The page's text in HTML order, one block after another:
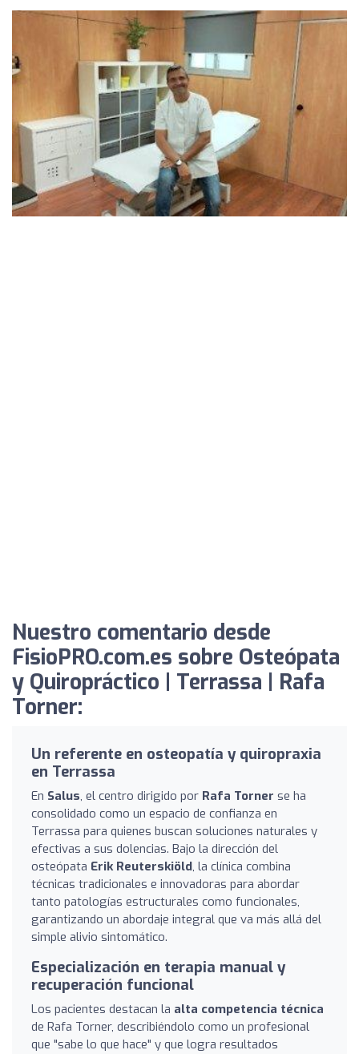
Nuestro comentario desde
FisioPRO.com.es sobre Osteópata
y Quiropráctico | Terrassa | Rafa
Torner:
Un referente en osteopatía y quiropraxia
en Terrassa
En Salus, el centro dirigido por Rafa Torner se ha
consolidado como un espacio de confianza en
Terrassa para quienes buscan soluciones naturales y
efectivas a sus dolencias. Bajo la dirección del
osteópata Erik Reuterskiöld, la clínica combina
técnicas tradicionales e innovadoras para abordar
tanto patologías estructurales como funcionales,
garantizando un abordaje integral que va más allá del
simple alivio sintomático.
Especialización en terapia manual y
recuperación funcional
Los pacientes destacan la alta competencia técnica
de Rafa Torner, describiéndolo como un profesional
que "sabe lo que hace" y que logra resultados